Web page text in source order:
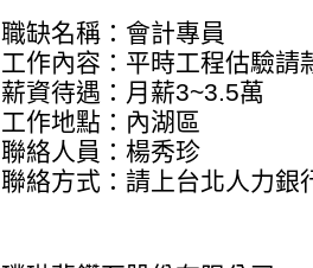
職缺名稱：會計專員
工作內容：平時工程估驗請
薪資待遇：月薪3~3.5萬
工作地點：內湖區
聯絡人員：楊秀珍
聯絡方式： 請上台北人力銀